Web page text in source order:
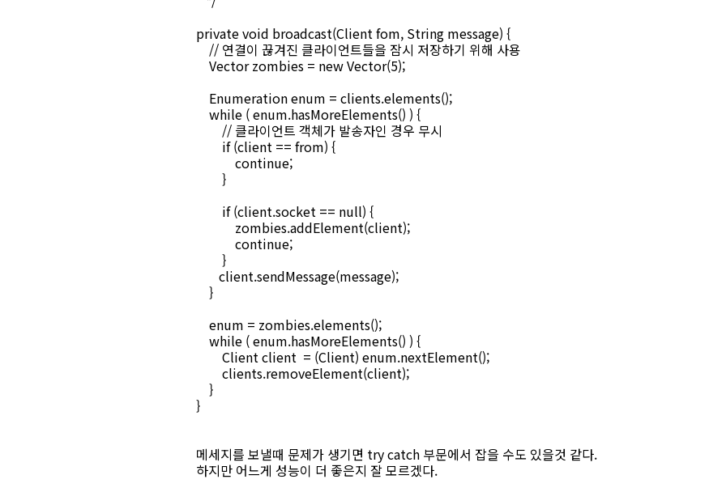
private void broadcast(Client fom, String message) {
// 연결이 끊겨진 클라이언트들을 잠시 저장하기 위해 사용
Vector zombies = new Vector(5);
Enumeration enum = clients.elements();
while ( enum.hasMoreElements() ) {
// 클라이언트 객체가 발송자인 경우 무시
if (client == from) {
continue;
}
if (client.socket == null) {
zombies.addElement(client);
continue;
}
client.sendMessage(message);
}
enum = zombies.elements();
while ( enum.hasMoreElements() ) {
Client client = (Client) enum.nextElement();
clients.removeElement(client);
}
}
메세지를 보낼때 문제가 생기면 try catch 부문에서 잡을 수도 있을것 같다.
하지만 어느게 성능이 더 좋은지 잘 모르겠다.